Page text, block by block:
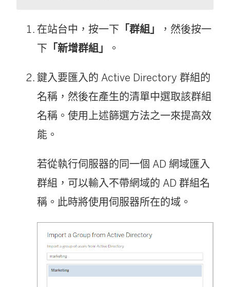
在站台中，按一下 「群組」
，然後按一
下 「新增群組」 。
鍵入要匯入的 Active Directory 群組的
名稱，然後在產生的清單中選取該群組
名稱。使用上述篩選方法之一來提高效
能。
若從執行伺服器的同一個 AD 網域匯入
群組，可以輸入不帶網域的 AD 群組名
稱。此時將使用伺服器所在的域。